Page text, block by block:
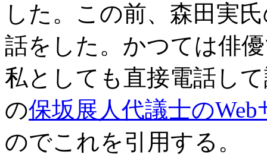
した。この前、森田実
話をした。かつては俳
私としても直接電話し
の保坂展人代議士のWeb
のでこれを引用する。